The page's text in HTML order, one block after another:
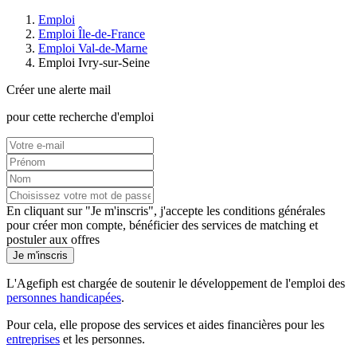
Emploi
Emploi Île-de-France
Emploi Val-de-Marne
Emploi Ivry-sur-Seine
Créer une alerte mail
pour cette recherche d'emploi
En cliquant sur "Je m'inscris", j'accepte les conditions générales
pour créer mon compte, bénéficier des services de matching et
postuler aux offres
Je m'inscris
L'Agefiph est chargée de soutenir le développement de l'emploi des
personnes handicapées.
Pour cela, elle propose des services et aides financières pour les
entreprises et les personnes.